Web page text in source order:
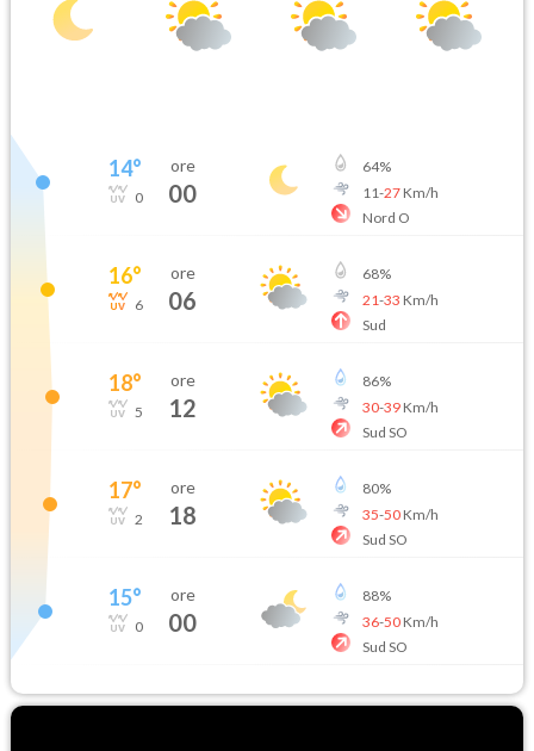
14°
0
ore
00
64%
11-27Km/h
Nord O
16°
6
ore
06
68%
21-33 Km/h
Sud
18°
5
ore
12
86%
30-39Km/h
Sud SO
17°
2
ore
18
80%
35-50Km/h
Sud SO
15°
0
ore
00
88%
36-50Km/h
Sud SO